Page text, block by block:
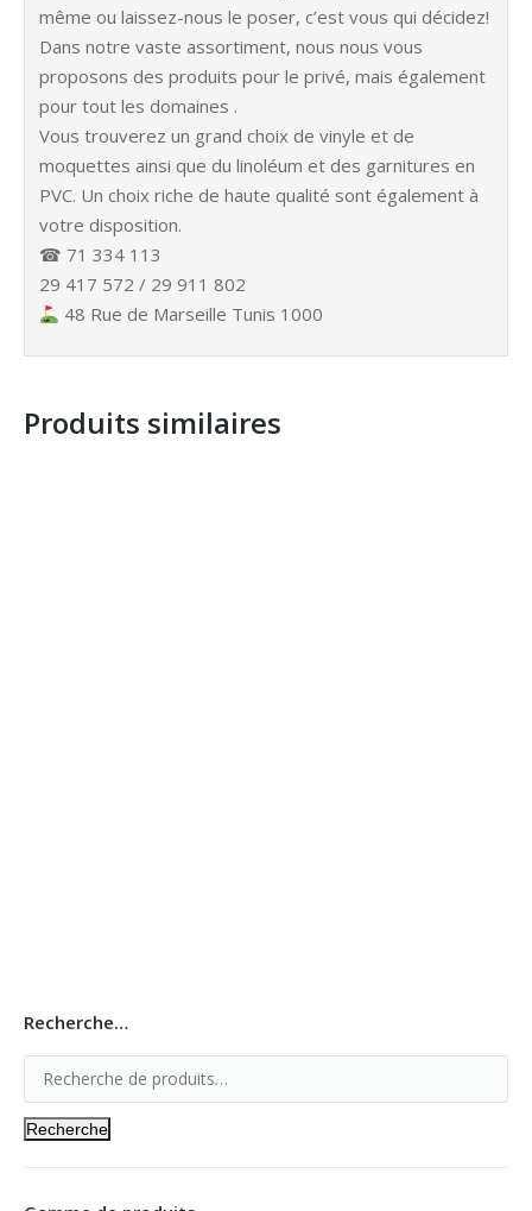
même ou laissez-nous le poser, c’est vous qui décidez!
Dans notre vaste assortiment, nous nous vous
proposons des produits pour le privé, mais également
pour tout les domaines .
Vous trouverez un grand choix de vinyle et de
moquettes ainsi que du linoléum et des garnitures en
PVC. Un choix riche de haute qualité sont également à
votre disposition.
☎ 71 334 113
29 417 572 / 29 911 802
48 Rue de Marseille Tunis 1000
Produits similaires
Recherche…
Recherche